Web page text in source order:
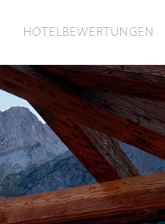
HOTELBEWERTUNGEN